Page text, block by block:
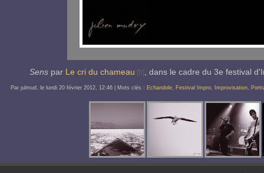
Sens par Le cri du chameau , dans le cadre du 3e festival
Par ȷulmud, le lundi 20 février 2012, 12:46 | Mots clés : Echandole, Festival Impro, Improvisation,